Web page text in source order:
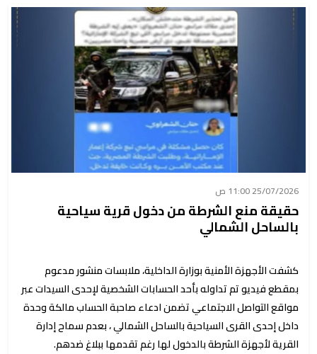
25/07/2026 11:00 ص
حقيقة منع الشرطة من دخول قرية سياحية
بالساحل الشمالي
كشفت الأجهزة الأمنية بوزارة الداخلية، ملابسات منشور مدعوم
بمقطع فيديو تم تداوله بأحد الحسابات الشخصية لإحدى السيدات عبر
مواقع التواصل الاجتماعي تضمن ادعاء صاحبة الحساب مالكة وحدة
داخل إحدى القرى السياحية بالساحل الشمالي ، بعدم سماح إدارة
القرية لأجهزة الشرطة بالدخول لها رغم تقدمها ببلاغ ضدهم.